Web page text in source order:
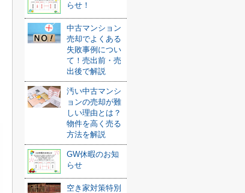
らせ！
中古マンション
売却でよくある
失敗事例につい
て！売出前・売
出後で解説
汚い中古マンシ
ョンの売却が難
しい理由とは？
物件を高く売る
方法を解説
GW休暇のお知
らせ
空き家対策特別